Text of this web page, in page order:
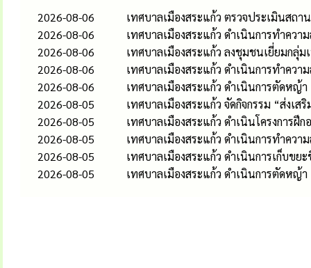
2026-08-06
เทศบาลเมืองสระแก้ว ตรวจประเมินสถ
2026-08-06
เทศบาลเมืองสระแก้ว ดำเนินการทำควา
2026-08-06
เทศบาลเมืองสระแก้ว ลงชุมชนเยี่ยมกลุ่ม
2026-08-06
เทศบาลเมืองสระแก้ว ดำเนินการทำควา
2026-08-06
เทศบาลเมืองสระแก้ว ดำเนินการตัดหญ้า
2026-08-05
เทศบาลเมืองสระแก้ว จัดกิจกรรม “ส่งเ
2026-08-05
เทศบาลเมืองสระแก้ว ดำเนินโครงการ
2026-08-05
เทศบาลเมืองสระแก้ว ดำเนินการทำควา
2026-08-05
เทศบาลเมืองสระแก้ว ดำเนินการเก็บขย
2026-08-05
เทศบาลเมืองสระแก้ว ดำเนินการตัดหญ้า